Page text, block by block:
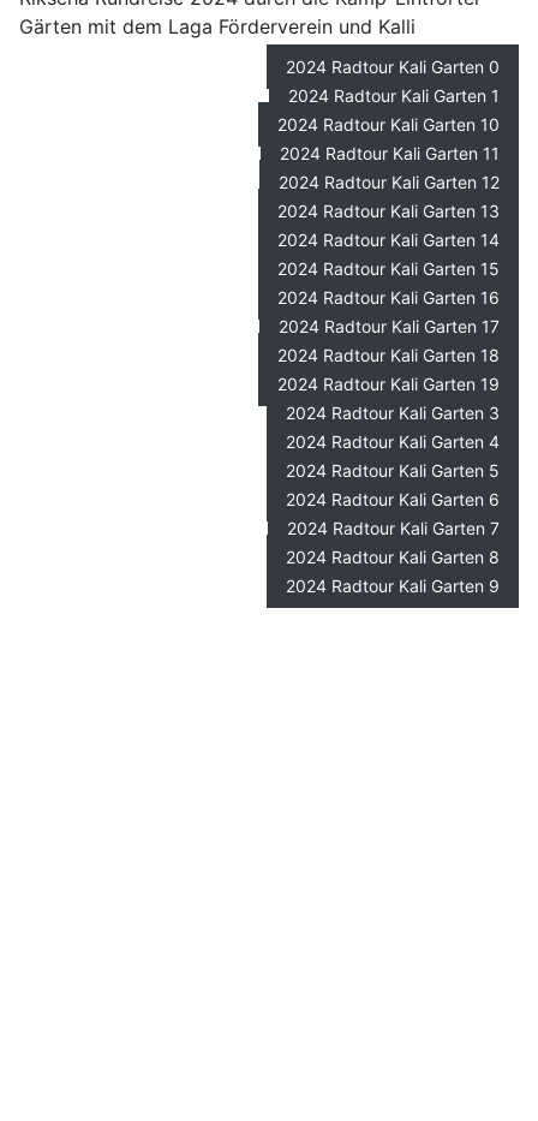
Gärten mit dem Laga Förderverein und Kalli
2024 Radtour Kali Garten 0
2024 Radtour Kali Garten 1
2024 Radtour Kali Garten 10
2024 Radtour Kali Garten 11
2024 Radtour Kali Garten 12
2024 Radtour Kali Garten 13
2024 Radtour Kali Garten 14
2024 Radtour Kali Garten 15
2024 Radtour Kali Garten 16
2024 Radtour Kali Garten 17
2024 Radtour Kali Garten 18
2024 Radtour Kali Garten 19
2024 Radtour Kali Garten 3
2024 Radtour Kali Garten 4
2024 Radtour Kali Garten 5
2024 Radtour Kali Garten 6
2024 Radtour Kali Garten 7
2024 Radtour Kali Garten 8
2024 Radtour Kali Garten 9